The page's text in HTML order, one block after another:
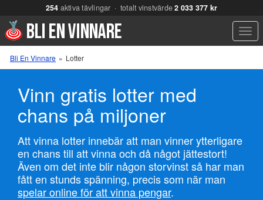
254 aktiva tävlingar · totalt vinstvärde2 033 377 kr
Bli En Vinnare » Lotter
Vinn gratis lotter med
chans på miljoner
Att vinna lotter innebär att man vinner ytterligare
en chans till att vinna och då något jättestort!
Även om det inte blir någon storvinst så har man
fått en stunds spänning, precis som när man
spelar online för att vinna pengar.